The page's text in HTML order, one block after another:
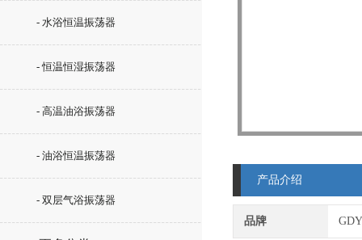
- 水浴恒温振荡器
- 恒温恒湿振荡器
- 高温油浴振荡器
- 油浴恒温振荡器
- 双层气浴振荡器
产品介绍
品牌